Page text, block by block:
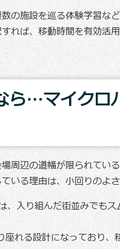
の施設を巡る体験学習な
れば、移動時間を有効活
ら…マイクロ
周辺の道幅が限られてい
いる理由は、小回りのよ
、入り組んだ街並みでも
れる設計になっており